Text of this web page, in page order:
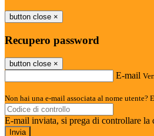
button close ×
Recupero password
button close ×
E-mail
Non hai una e-mail associata al nome utente?
E-mail inviata, si prega di controllare la